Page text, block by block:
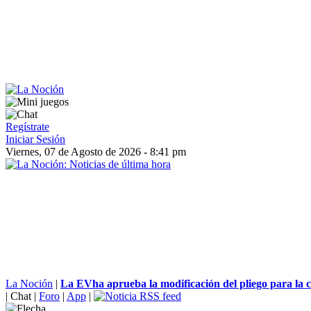
Regístrate
Iniciar Sesión
Viernes, 07 de Agosto de 2026 - 8:41 pm
La Noción | La EVha aprueba la modificación del pliego para la
| Chat | Foro | App |